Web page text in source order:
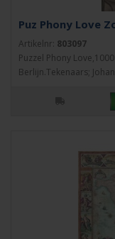
Puz Phony Love
Artikelnr: 803097
Puzzel Phony
Berlijn.Tekenaars;